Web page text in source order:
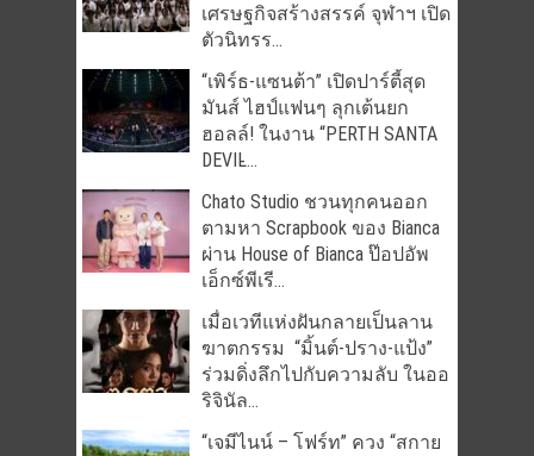
เศรษฐกิจสร้างสรรค์ จุฬาฯ เปิด
ตัวนิทรร...
“เพิร์ธ-แซนต้า” เปิดปาร์ตี้สุด
มันส์ ไฮป์แฟนๆ ลุกเต้นยก
ฮอลล์! ในงาน “PERTH SANTA
DEVIL̵...
Chato Studio ชวนทุกคนออก
ตามหา Scrapbook ของ Bianca
ผ่าน House of Bianca ป๊อปอัพ
เอ็กซ์พีเรี...
เมื่อเวทีแห่งฝันกลายเป็นลาน
ฆาตกรรม “มิ้นต์-ปราง-แป้ง”
ร่วมดิ่งลึกไปกับความลับ ในออ
ริจินัล...
“เจมีไนน์ – โฟร์ท” ควง “สกาย